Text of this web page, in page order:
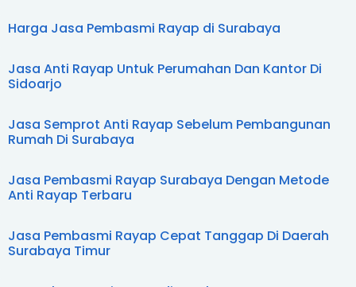
Banyak P...
Solusi Ampuh Ahli Rayap Surabaya Tanpa
Ahli Rayap Surabaya Berpengalaman untuk
Cepat Tanggap
Ahli Pembasmi Rayap Profesional Surabaya
Paket Lengkap Jasa Basmi Rayap Surabaya
Anti Gagal
Ahli Rayap Surabaya Harga Terjangkau untuk
Jasa Ahli Rayap Surabaya Terpercaya dengan
Garansi...
Oktober1
Juni1
Mei1
Harga Jasa Pembasmi Rayap di Surabaya
Jasa Anti Rayap Untuk Perumahan Dan Kantor Di
Sidoarjo
Jasa Semprot Anti Rayap Sebelum Pembangunan
Rumah Di Surabaya
Jasa Pembasmi Rayap Surabaya Dengan Metode
Anti Rayap Terbaru
Jasa Pembasmi Rayap Cepat Tanggap Di Daerah
Surabaya Timur